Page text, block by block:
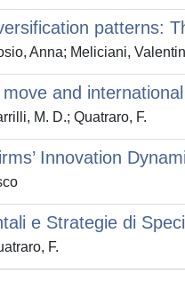
patterns:
Anna; Meliciani,
and
M. D.; Quatraro, F.
Innovation
e Strategie di
F.